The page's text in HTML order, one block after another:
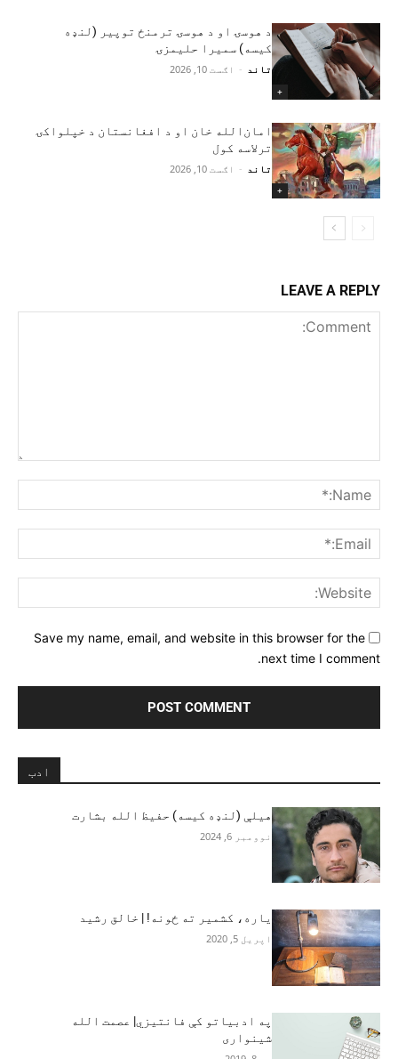
+
د هوسۍ او د هوسۍ ترمنځ توپير (لنډه
کیسه) سمیرا حلیمزۍ
تاند - اګست 10, 2026
+
امان‌الله خان او د افغانستان د خپلواکۍ
ترلاسه کول
تاند - اګست 10, 2026
LEAVE A REPLY
Save my name, email, and website in this browser for the
next time I comment.
ادب
هیلې (لنډه کیسه) حفيظ الله بشارت
نوومبر 6, 2024
یاره، کشمیر ته ځونه! | خالق رشید
اپریل 5, 2020
په ادبیاتو کې فانتیزي| عصمت الله
شینواری